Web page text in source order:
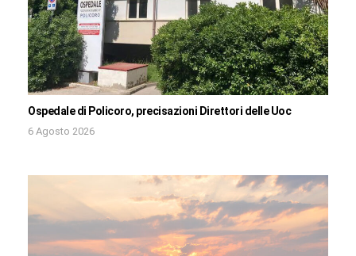
Ospedale di Policoro, precisazioni Direttori delle Uoc
6 Agosto 2026